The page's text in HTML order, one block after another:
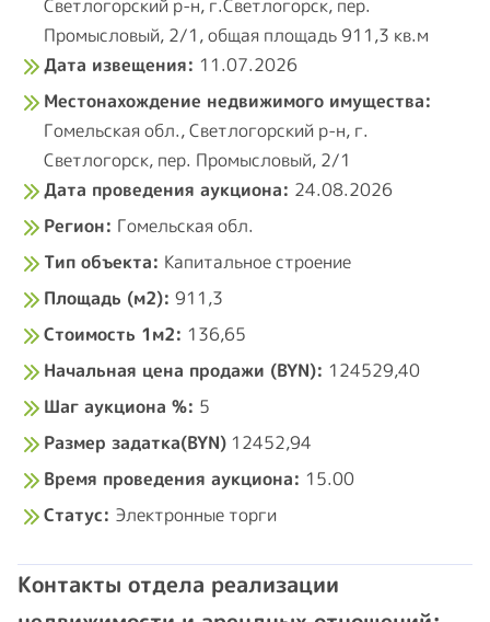
расположенный по адресу: Гомельская обл.,
Светлогорский р-н, г.Светлогорск, пер.
Промысловый, 2/1, общая площадь 911,3 кв.м
Дата извещения:11.07.2026
Местонахождение недвижимого имущества:
Гомельская обл., Светлогорский р-н, г.
Светлогорск, пер. Промысловый, 2/1
Дата проведения аукциона:
Регион:Гомельская обл.
Тип объекта:Капитальное строение
Площадь (м2):911,3
Стоимость 1м2: 136,65
Начальная цена продажи (BYN):
Шаг аукциона %:5
Размер задатка(BYN)12452,94
Время проведения аукциона: